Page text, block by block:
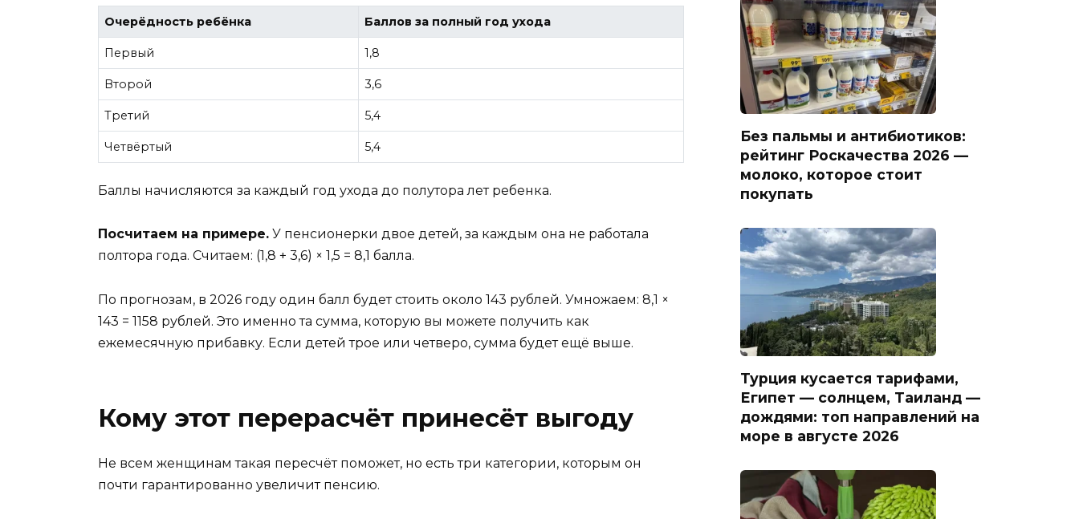
Очерёдность ребёнка Баллов за полный год ухода
Первый 1,8
Второй 3,6
Третий 5,4
Четвёртый 5,4
Баллы начисляются за каждый год ухода до полутора лет ребенка.
Посчитаем на примере. У пенсионерки двое детей, за каждым она не работала
полтора года. Считаем: (1,8 + 3,6) × 1,5 = 8,1 балла.
По прогнозам, в 2026 году один балл будет стоить около 143 рублей. Умножаем: 8,1 ×
143 = 1158 рублей. Это именно та сумма, которую вы можете получить как
ежемесячную прибавку. Если детей трое или четверо, сумма будет ещё выше.
Кому этот перерасчёт принесёт выгоду
Не всем женщинам такая пересчёт поможет, но есть три категории, которым он
почти гарантированно увеличит пенсию.
Без пальмы и антибиотиков:
рейтинг Роскачества 2026 —
молоко, которое стоит
покупать
Турция кусается тарифами,
Египет — солнцем, Таиланд —
дождями: топ направлений на
море в августе 2026